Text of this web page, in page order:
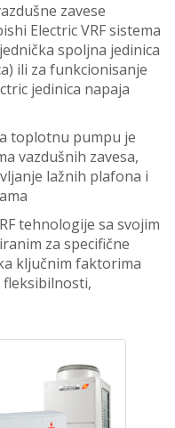
zavese
Electric VRF sistema
spoljna jedinica
ili za funkcionisanje
jedinica napaja
toplotnu pumpu je
vazdušnih zavesa,
lažnih plafona i
tehnologije sa svojim
za specifične
ključnim faktorima